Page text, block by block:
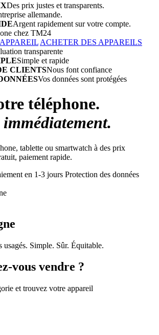
Des prix justes et transparents.
allemande.
Argent rapidement sur votre compte.
ACHETER DES APPAREILS
transparente
Simple et rapide
CLIENTSNous font confiance
Vos données sont protégées
téléphone.
immédiatement.
tablette ou smartwatch à des prix
paiement rapide.
en 1-3 jours Protection des données
usagés. Simple. Sûr. Équitable.
vous vendre ?
et trouvez votre appareil